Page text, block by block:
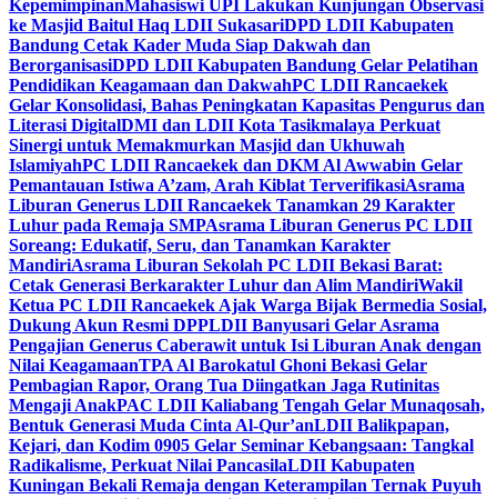
KepemimpinanMahasiswi UPI Lakukan Kunjungan Observasi
ke Masjid Baitul Haq LDII SukasariDPD LDII Kabupaten
Bandung Cetak Kader Muda Siap Dakwah dan
BerorganisasiDPD LDII Kabupaten Bandung Gelar Pelatihan
Pendidikan Keagamaan dan DakwahPC LDII Rancaekek
Gelar Konsolidasi, Bahas Peningkatan Kapasitas Pengurus dan
Literasi DigitalDMI dan LDII Kota Tasikmalaya Perkuat
Sinergi untuk Memakmurkan Masjid dan Ukhuwah
IslamiyahPC LDII Rancaekek dan DKM Al Awwabin Gelar
Pemantauan Istiwa A’zam, Arah Kiblat TerverifikasiAsrama
Liburan Generus LDII Rancaekek Tanamkan 29 Karakter
Luhur pada Remaja SMPAsrama Liburan Generus PC LDII
Soreang: Edukatif, Seru, dan Tanamkan Karakter
MandiriAsrama Liburan Sekolah PC LDII Bekasi Barat:
Cetak Generasi Berkarakter Luhur dan Alim MandiriWakil
Ketua PC LDII Rancaekek Ajak Warga Bijak Bermedia Sosial,
Dukung Akun Resmi DPPLDII Banyusari Gelar Asrama
Pengajian Generus Caberawit untuk Isi Liburan Anak dengan
Nilai KeagamaanTPA Al Barokatul Ghoni Bekasi Gelar
Pembagian Rapor, Orang Tua Diingatkan Jaga Rutinitas
Mengaji AnakPAC LDII Kaliabang Tengah Gelar Munaqosah,
Bentuk Generasi Muda Cinta Al-Qur’anLDII Balikpapan,
Kejari, dan Kodim 0905 Gelar Seminar Kebangsaan: Tangkal
Radikalisme, Perkuat Nilai PancasilaLDII Kabupaten
Kuningan Bekali Remaja dengan Keterampilan Ternak Puyuh